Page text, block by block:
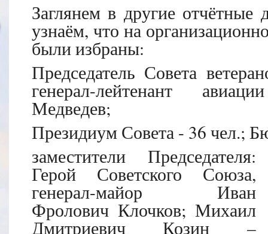
Заглянем в другие
узнаём, что на
были избраны:
Председатель Совета
генерал-лейтенант
Медведев;
Президиум Совета - 36 чел.;
заместители Председателя:
Герой Советского Союза,
генерал-майор Иван
Фролович Клочков; Михаил
Дмитриевич Козин –